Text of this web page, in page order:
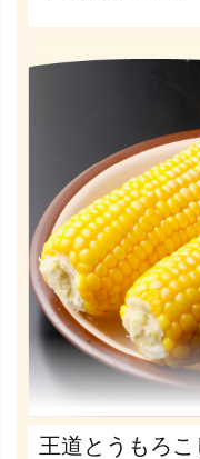
王道とうもろ